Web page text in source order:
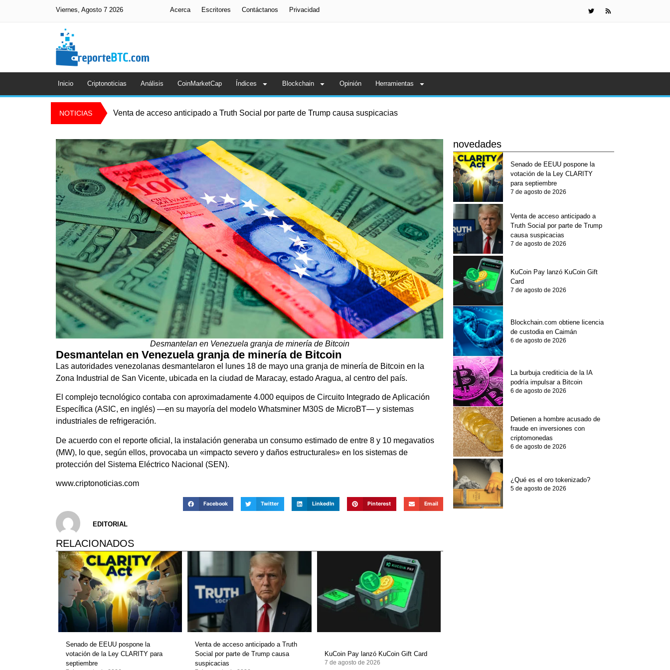
Viernes, Agosto 7 2026 Acerca Escritores Contáctanos Privacidad
Inicio Criptonoticias Análisis CoinMarketCap Índices Blockchain Opinión Herramientas
NOTICIAS Venta de acceso anticipado a Truth Social por parte de Trump causa suspicacias
Desmantelan en Venezuela granja de minería de Bitcoin
Desmantelan en Venezuela granja de minería de Bitcoin
Las autoridades venezolanas desmantelaron el lunes 18 de mayo una granja de minería de Bitcoin en la
Zona Industrial de San Vicente, ubicada en la ciudad de Maracay, estado Aragua, al centro del país.
El complejo tecnológico contaba con aproximadamente 4.000 equipos de Circuito Integrado de Aplicación
Específica (ASIC, en inglés) —en su mayoría del modelo Whatsminer M30S de MicroBT— y sistemas
industriales de refrigeración.
De acuerdo con el reporte oficial, la instalación generaba un consumo estimado de entre 8 y 10 megavatios
(MW), lo que, según ellos, provocaba un «impacto severo y daños estructurales» en los sistemas de
protección del Sistema Eléctrico Nacional (SEN).
www.criptonoticias.com
Facebook Twitter LinkedIn Pinterest Email
EDITORIAL
RELACIONADOS
Senado de EEUU pospone la
votación de la Ley CLARITY para
septiembre
Venta de acceso anticipado a Truth
Social por parte de Trump causa
suspicacias
KuCoin Pay lanzó KuCoin Gift Card
7 de agosto de 2026
novedades
Senado de EEUU pospone la
votación de la Ley CLARITY
para septiembre
7 de agosto de 2026
Venta de acceso anticipado a
Truth Social por parte de Trump
causa suspicacias
7 de agosto de 2026
KuCoin Pay lanzó KuCoin Gift
Card
7 de agosto de 2026
Blockchain.com obtiene licencia
de custodia en Caimán
6 de agosto de 2026
La burbuja crediticia de la IA
podría impulsar a Bitcoin
6 de agosto de 2026
Detienen a hombre acusado de
fraude en inversiones con
criptomonedas
6 de agosto de 2026
¿Qué es el oro tokenizado?
5 de agosto de 2026